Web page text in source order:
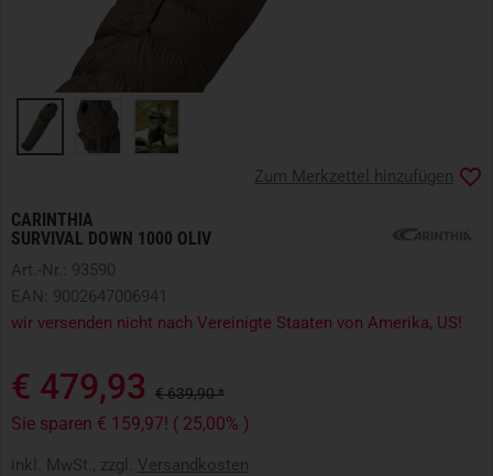
CARINTHIA
SURVIVAL DOWN 1000 OLIV
Zum Merkzettel hinzufügen
Art.-Nr.: 93590
EAN: 9002647006941
wir versenden nicht nach Vereinigte Staaten von Amerika, US!
€ 479,93 € 639,90 *
Sie sparen € 159,97! ( 25,00% )
inkl. MwSt., zzgl. Versandkosten